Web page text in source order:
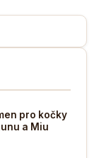
pro kočky
a Miu